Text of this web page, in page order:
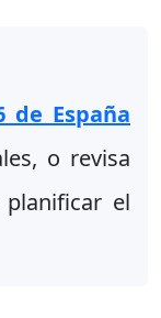
de España
o revisa
planificar el